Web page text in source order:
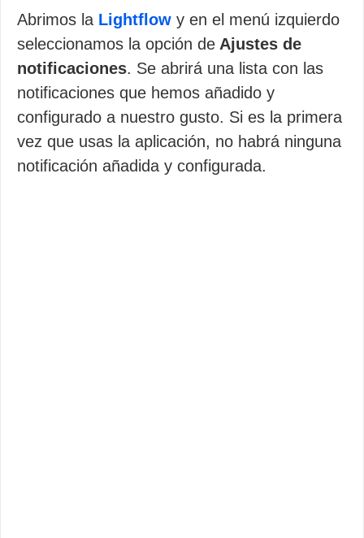
Abrimos la Lightflow y en el menú izquierdo
seleccionamos la opción de Ajustes de
notificaciones. Se abrirá una lista con las
notificaciones que hemos añadido y
configurado a nuestro gusto. Si es la primera
vez que usas la aplicación, no habrá ninguna
notificación añadida y configurada.